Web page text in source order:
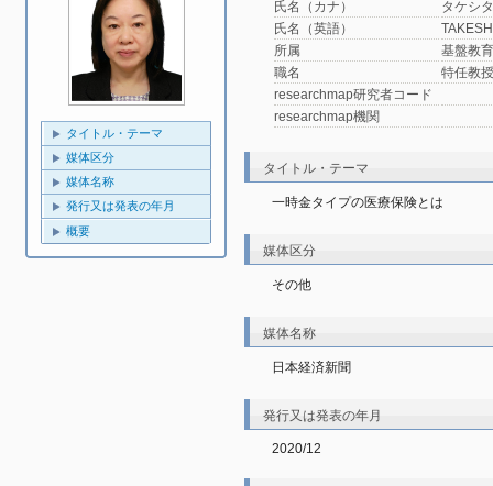
タイトル・テーマ
媒体区分
媒体名称
発行又は発表の年月
概要
氏名（カナ）
タケシ
氏名（英語）
所属
基盤教
職名
特任教授
researchmap研究者コード
researchmap機関
タイトル・テーマ
一時金タイプの医療保険とは
媒体区分
その他
媒体名称
日本経済新聞
発行又は発表の年月
2020/12